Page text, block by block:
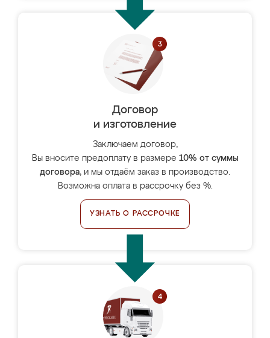
Договор
и изготовление
Заключаем договор,
Вы вносите предоплату в размере 10% от суммы
договора, и мы отдаём заказ в производство.
Возможна оплата в рассрочку без %.
УЗНАТЬ О РАССРОЧКЕ